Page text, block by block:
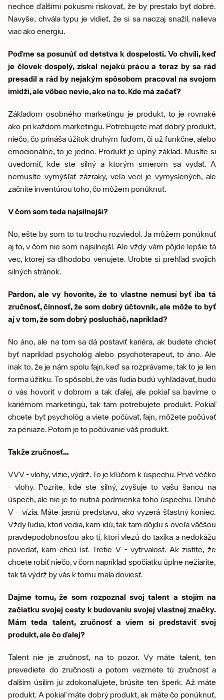
nechce ďalšími pokusmi riskovať, že by prestalo byť dobré.
Navyše, chvála typu je vidieť, že si sa naozaj snažil, nalieva
viac ako energiu.
Poďme sa posunúť od detstva k dospelosti. Vo chvíli, keď
je človek dospelý, získal nejakú prácu a teraz by sa rád
presadil a rád by nejakým spôsobom pracoval na svojom
imidži, ale vôbec nevie, ako na to. Kde má začať?
Základom osobného marketingu je produkt, to je rovnaké
ako pri každom marketingu. Potrebujete mať dobrý produkt,
niečo, čo prináša úžitok druhým ľuďom, či už funkčne, alebo
emocionálne, to je jedno. Produkt je úplný základ. Musíte si
uvedomiť, kde ste silný a ktorým smerom sa vydať. A
nemusíte vymýšľať zázraky, veľa vecí je vymyslených, ale
začnite inventúrou toho, čo môžem ponúknuť.
V čom som teda najsilnejší?
No, ešte by som to tu trochu rozviedol. Ja môžem ponúknuť
aj to, v čom nie som najsilnejší. Ale vždy vám pôjde lepšie tá
vec, ktorej sa dlhodobo venujete. Urobte si prehľad svojich
silných stránok.
Pardon, ale vy hovoríte, že to vlastne nemusí byť iba tá
zručnosť, činnosť, že som dobrý účtovník, ale môže to byť
aj v tom, že som dobrý poslucháč, napríklad?
No áno, ale na tom sa dá postaviť kariéra, ak budete chcieť
byť napríklad psychológ alebo psychoterapeut, to áno. Ale
inak to, že je nám spolu fajn, keď sa rozprávame, tak to je len
forma úžitku. To spôsobí, že vás ľudia budú vyhľadávať, budú
o vás hovoriť v dobrom a tak ďalej, ale pokiaľ sa bavíme o
kariérnom marketingu, tak tam potrebujete produkt. Pokiaľ
chcete byť psychológ a viete počúvať, fajn, môžete počúvať
za peniaze. Potom je to počúvanie váš produkt.
Takže zručnosť…
VVV - vlohy, vízie, výdrž. To je kľúčom k úspechu. Prvé véčko
- vlohy. Pozrite, kde ste silný, zvyšuje to vašu šancu na
úspech, ale nie je to nutná podmienka toho úspechu. Druhé
V - vízia. Máte jasnú predstavu, ako vyzerá šťastný koniec.
Vždy ľudia, ktorí vedia, kam idú, tak tam dôjdu s oveľa väčšou
pravdepodobnosťou ako tí, ktorí vlezú do taxíka a nedokážu
povedať, kam chcú ísť. Tretie V - vytrvalosť. Ak zistíte, že
chcete robiť niečo, v čom napríklad spočiatku úplne nežiarite,
tak tá výdrž by vás k tomu mala doviesť.
Dajme tomu, že som rozpoznal svoj talent a stojím na
začiatku svojej cesty k budovaniu svojej vlastnej značky.
Mám teda talent, zručnosť a viem si predstaviť svoj
produkt, ale čo ďalej?
Talent nie je zručnosť, na to pozor. Vy máte talent, ten
prevediete do zručnosti a potom vezmete tú zručnosť a
ďalším úsilím ju zdokonaľujete, brúsite ten šperk. Až máte
produkt. A pokiaľ máte dobrý produkt, ak máte čo ponúknuť,